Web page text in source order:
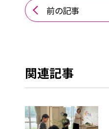
前の記事
関連記事